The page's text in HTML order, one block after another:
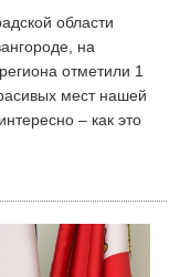
области
на
отметили 1
мест нашей
– как это